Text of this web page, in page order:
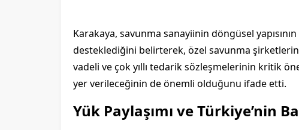
Karakaya, savunma sanayiinin döngüsel
desteklediğini belirterek, özel savunma
vadeli ve çok yıllı tedarik sözleşmelerinin kritik
yer verileceğinin de önemli olduğunu ifade etti.
Yük Paylaşımı ve Türkiye’nin